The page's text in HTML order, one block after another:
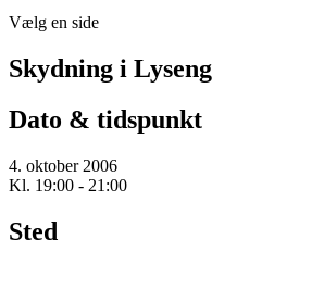
Vælg en side
Skydning i Lyseng
Dato & tidspunkt
4. oktober 2006
Kl. 19:00 - 21:00
Sted